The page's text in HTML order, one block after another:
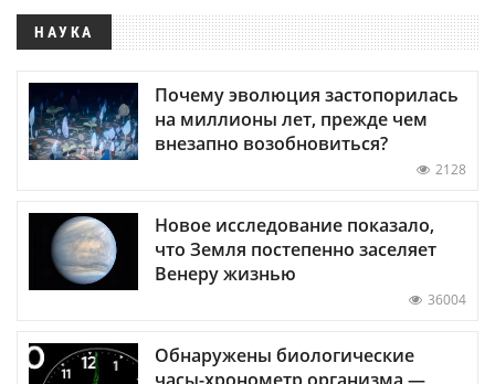
НАУКА
Почему эволюция застопорилась
на миллионы лет, прежде чем
внезапно возобновиться?
2128
Новое исследование показало,
что Земля постепенно заселяет
Венеру жизнью
36004
Обнаружены биологические